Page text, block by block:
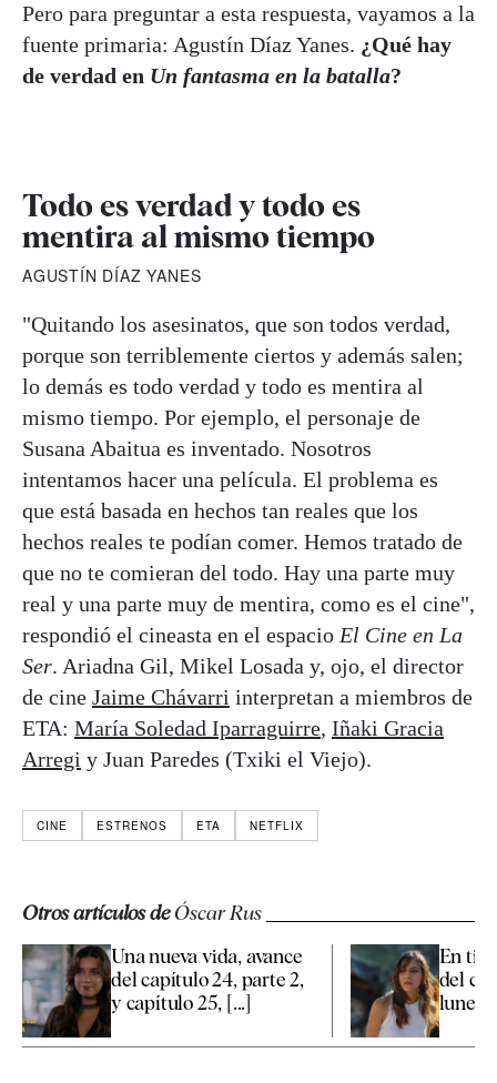
Pero para preguntar a esta respuesta, vayamos a la
fuente primaria: Agustín Díaz Yanes. ¿Qué hay
de verdad en Un fantasma en la batalla?
Todo es verdad y todo es
mentira al mismo tiempo
AGUSTÍN DÍAZ YANES
"Quitando los asesinatos, que son todos verdad,
porque son terriblemente ciertos y además salen;
lo demás es todo verdad y todo es mentira al
mismo tiempo. Por ejemplo, el personaje de
Susana Abaitua es inventado. Nosotros
intentamos hacer una película. El problema es
que está basada en hechos tan reales que los
hechos reales te podían comer. Hemos tratado de
que no te comieran del todo. Hay una parte muy
real y una parte muy de mentira, como es el cine",
respondió el cineasta en el espacio El Cine en La
Ser. Ariadna Gil, Mikel Losada y, ojo, el director
de cine Jaime Chávarri interpretan a miembros de
ETA: María Soledad Iparraguirre, Iñaki Gracia
Arregi y Juan Paredes (Txiki el Viejo).
CINE ESTRENOS ETA NETFLIX
Otros artículos deÓscar Rus
Una nueva vida, avance
del capítulo 24, parte 2,
y capítulo 25, [...]
En
del
lunes